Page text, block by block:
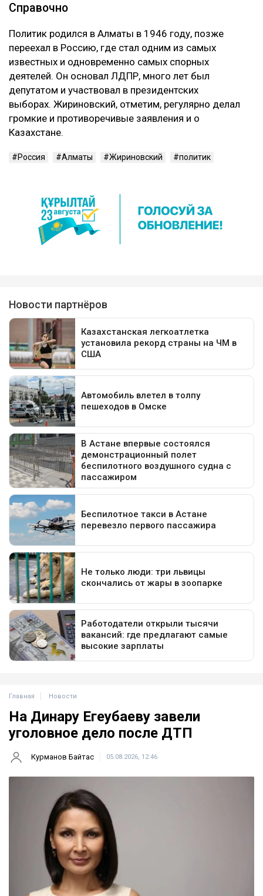
Справочно
Политик родился в Алматы в 1946 году, позже
переехал в Россию, где стал одним из самых
известных и одновременно самых спорных
деятелей. Он основал ЛДПР, много лет был
депутатом и участвовал в президентских
выборах. Жириновский, отметим, регулярно делал
громкие и противоречивые заявления и о
Казахстане.
Россия Алматы Жириновский политик
Главная Новости
На Динару Егеубаеву завели
уголовное дело после ДТП
Курманов Байтас 05.08.2026, 12:46